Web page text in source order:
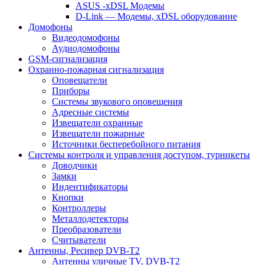
ASUS -xDSL Модемы
D-Link — Модемы, xDSL оборудование
Домофоны
Видеодомофоны
Аудиодомофоны
GSM-сигнализация
Охранно-пожарная сигнализация
Оповещатели
Приборы
Системы звукового оповещения
Адресные системы
Извещатели охранные
Извещатели пожарные
Источники бесперебойного питания
Системы контроля и управления доступом, турникеты
Доводчики
Замки
Индентификаторы
Кнопки
Контроллеры
Металлодетекторы
Преобразователи
Считыватели
Антенны, Ресивер DVB-T2
Антенны уличные TV, DVB-T2